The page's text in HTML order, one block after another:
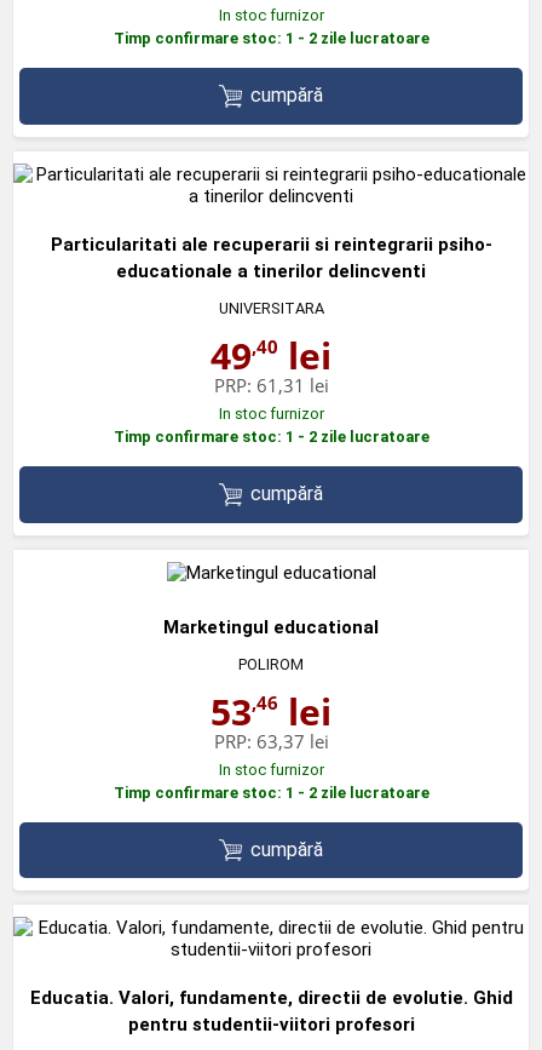
In stoc furnizor
Timp confirmare stoc: 1 - 2 zile lucratoare
cumpără
Particularitati ale recuperarii si reintegrarii psiho-
educationale a tinerilor delincventi
UNIVERSITARA
49,40 lei
PRP: 61,31 lei
In stoc furnizor
Timp confirmare stoc: 1 - 2 zile lucratoare
cumpără
Marketingul educational
POLIROM
53,46 lei
PRP: 63,37 lei
In stoc furnizor
Timp confirmare stoc: 1 - 2 zile lucratoare
cumpără
Educatia. Valori, fundamente, directii de evolutie. Ghid
pentru studentii-viitori profesori